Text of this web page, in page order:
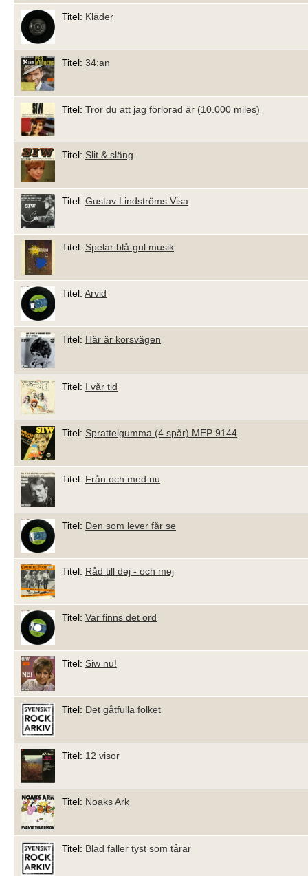
Titel: Kläder
Titel: 34:an
Titel: Tror du att jag förlorad är (10.000 miles)
Titel: Slit & släng
Titel: Gustav Lindströms Visa
Titel: Spelar blå-gul musik
Titel: Arvid
Titel: Här är korsvägen
Titel: I vår tid
Titel: Sprattelgumma (4 spår) MEP 9144
Titel: Från och med nu
Titel: Den som lever får se
Titel: Råd till dej - och mej
Titel: Var finns det ord
Titel: Siw nu!
Titel: Det gåtfulla folket
Titel: 12 visor
Titel: Noaks Ark
Titel: Blad faller tyst som tårar